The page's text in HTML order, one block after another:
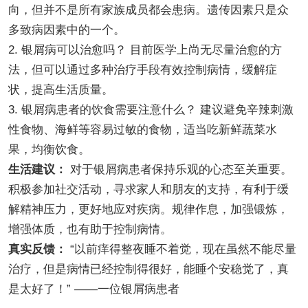
向，但并不是所有家族成员都会患病。遗传因素只是众
多致病因素中的一个。
2. 银屑病可以治愈吗？ 目前医学上尚无尽量治愈的方
法，但可以通过多种治疗手段有效控制病情，缓解症
状，提高生活质量。
3. 银屑病患者的饮食需要注意什么？ 建议避免辛辣刺激
性食物、海鲜等容易过敏的食物，适当吃新鲜蔬菜水
果，均衡饮食。
生活建议：
对于银屑病患者保持乐观的心态至关重要。
积极参加社交活动，寻求家人和朋友的支持，有利于缓
解精神压力，更好地应对疾病。规律作息，加强锻炼，
增强体质，也有助于控制病情。
真实反馈： “以前痒得整夜睡不着觉，现在虽然不能尽量
治疗，但是病情已经控制得很好，能睡个安稳觉了，真
是太好了！” ——一位银屑病患者